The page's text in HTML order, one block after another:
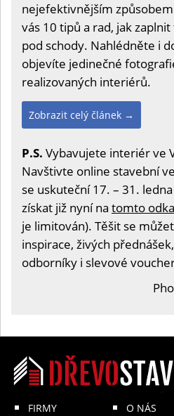
nejefektivnějším
vás 10 tipů a rad, jak
pod schody. Nahlédněte i
objevíte jedinečné
realizovaných interiérů.
Zobrazit celý článek →
P.S. Vybavujete interiér ve
Navštivte online stavební
se uskuteční 17. – 31.
získat již nyní na tomto
je limitován). Těšit se
inspirace, živých
odborníky i slevové
FIRMY
O NÁS